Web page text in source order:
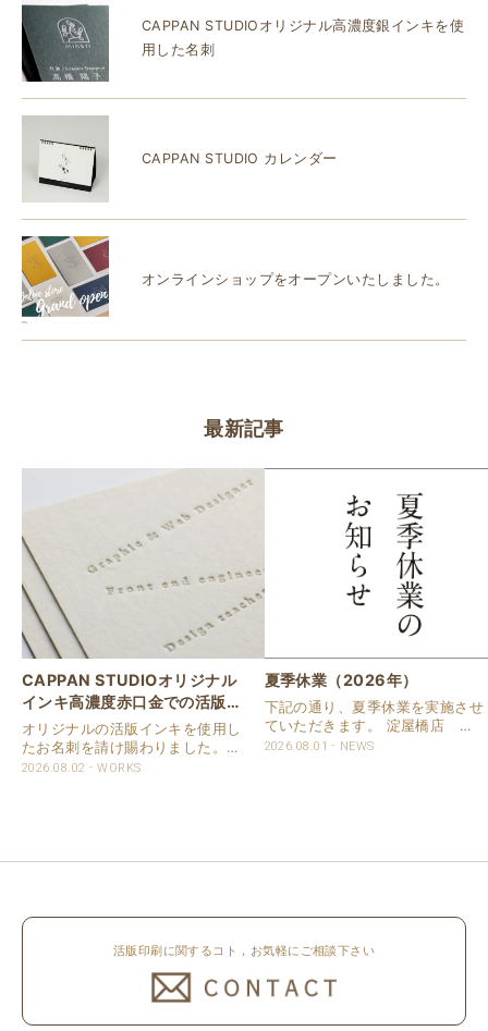
CAPPAN STUDIOオリジナル高濃度銀インキを使
用した名刺
CAPPAN STUDIO カレンダー
オンラインショップをオープンいたしました。
最新記事
CAPPAN STUDIOオリジナル
インキ高濃度赤口金での活版名
刺
オリジナルの活版インキを使用し
たお名刺を請け賜わりました。
用紙は新バフン紙Nのきぬを使用
2026.08.02 WORKS
夏季休業（2026年）
下記の通り、夏季休業を実施させ
ていただきます。 淀屋橋店 通
常営業いたします。 奈良店 8月
2026.08.01 NEWS
活版印刷に関するコト，お気軽にご相談下さい